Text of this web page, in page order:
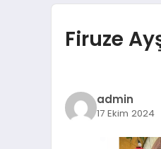
Firuze
admin
17 Ekim 2024